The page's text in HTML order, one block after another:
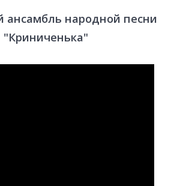
ансамбль народной песни
"Криниченька"